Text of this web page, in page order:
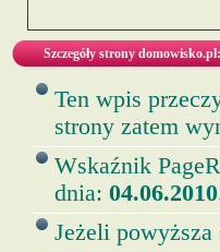
Szczegóły strony domowisko.pl:
Ten wpis
strony zatem
Wskaźnik
dnia: 04.06.2010
Jeżeli